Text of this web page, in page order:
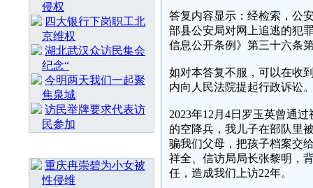
侵权
四大银行下岗职工北
京维权
湖北武汉众访民集会
纪念“
今明两天我们一起聚
焦泉城
访民举牌要求代表访
民参加
重庆冉崇碧为小女被
性侵维
答复内容显示：经检索，公
部县公安局对网上追逃的犯
信息公开条例》第三十六条
如对本答复不服，可以在收
内向人民法院提起行政诉讼
2023年12月4日罗玉英曾通
的空降兵，我儿子在部队里
骗我们父母，把孩子档案交
祥全、信访局局长张黎明，
任，造成我们上访22年。